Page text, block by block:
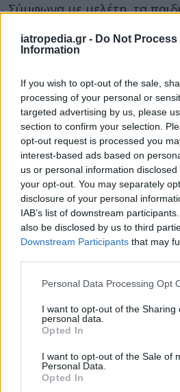
iatropedia.gr - Do Not Process
Information
If you wish to opt-out of the sale,
processing of your personal or
targeted advertising by us, please
section to confirm your selection.
opt-out request is processed you
interest-based ads based on
us or personal information
your opt-out. You may separately
disclosure of your personal
IAB’s list of downstream
also be disclosed by us to third
Downstream Participants that may
Personal Data Processing Opt
I want to opt-out of the Sharing
personal data.
Opted In
I want to opt-out of the Sale of
Personal Data.
Opted In
Σύμφωνα με μελέτη, τα
κατανάλωναν μία μερίδα
εμφάνισαν σχεδόν 20%
στρεπτόκοκκο.
περισσότερη άσκηση.
να αθλούνται Έρευνα του
δημοσιεύεται στο
Sports Medicine’,
σωματικά σε φόρμα είναι
μειώνονται οι πιθανότητες
κρυολόγημα το χειμώνα.
ΔΙΑΒΑΣΤΕ ΕΠΙΣΗΣ:
Δεν θέλει να πάει σχολείο-
Πότε πέφτουν οι αντιστάσεις
γυναικών;Έρευνα
'Ξεριζώνουν '' την κήλη σε
πρωτιά
Οκτώ μυστικά τον γιατρό